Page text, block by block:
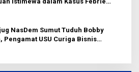
NasDem Sumut Tuduh Bobby
Pengamat USU Curiga Bisnis